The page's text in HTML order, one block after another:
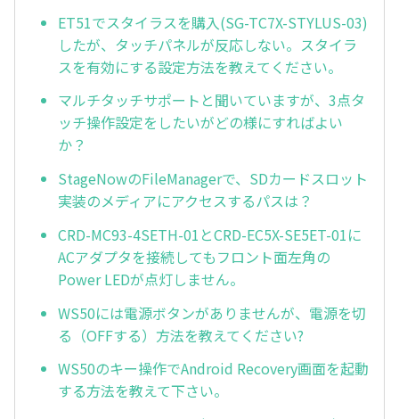
ET51でスタイラスを購入(SG-TC7X-STYLUS-03)
したが、タッチパネルが反応しない。スタイラ
スを有効にする設定方法を教えてください。
マルチタッチサポートと聞いていますが、3点タ
ッチ操作設定をしたいがどの様にすればよい
か？
StageNowのFileManagerで、SDカードスロット
実装のメディアにアクセスするパスは？
CRD-MC93-4SETH-01とCRD-EC5X-SE5ET-01に
ACアダプタを接続してもフロント面左角の
Power LEDが点灯しません。
WS50には電源ボタンがありませんが、電源を切
る（OFFする）方法を教えてください?
WS50のキー操作でAndroid Recovery画面を起動
する方法を教えて下さい。